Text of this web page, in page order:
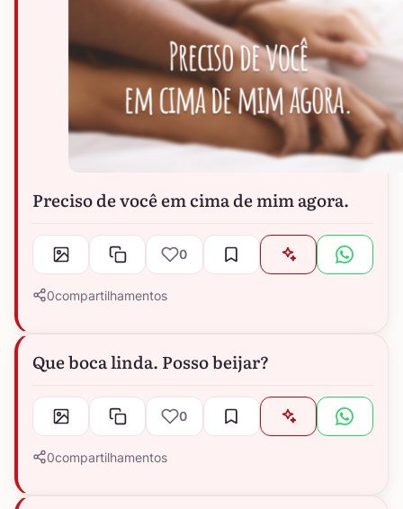
Preciso de você em cima de mim agora.
0
0compartilhamentos
Que boca linda. Posso beijar?
0
0compartilhamentos